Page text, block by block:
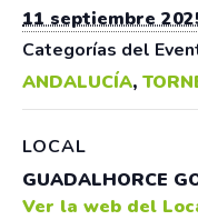
11 septiembre
Categorías del
ANDALUCÍA,
LOCAL
GUADALHORCE
Ver la web del